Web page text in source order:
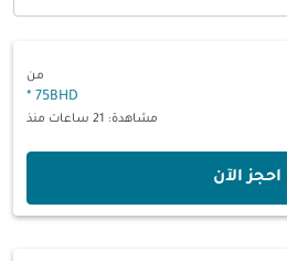
من
75BHD
*
مشاهدة: 21 ساعات منذ
‫احجز الآن‬